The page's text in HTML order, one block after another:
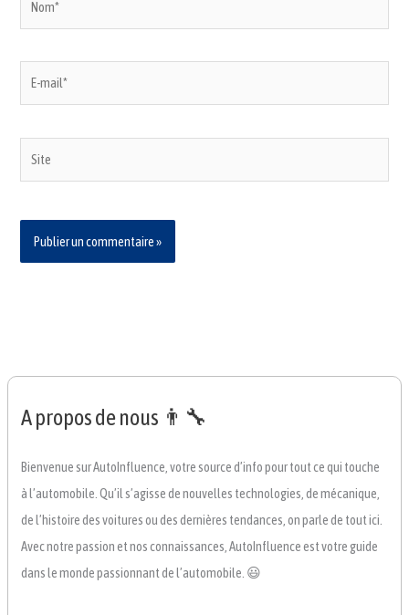
mail*
A propos de nous 👨‍🔧
Bienvenue sur AutoInfluence, votre source d’info pour tout ce qui touche
à l’automobile. Qu’il s’agisse de nouvelles technologies, de mécanique,
de l’histoire des voitures ou des dernières tendances, on parle de tout ici.
Avec notre passion et nos connaissances, AutoInfluence est votre guide
dans le monde passionnant de l’automobile. 😃